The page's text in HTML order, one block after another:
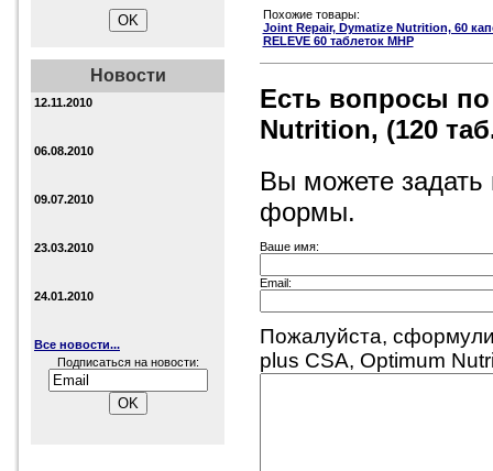
Новости
12.11.2010
06.08.2010
09.07.2010
23.03.2010
24.01.2010
Все новости...
Подписаться на новости:
Похожие товары:
Joint Repair, Dymatize Nutrition, 60
RELEVE 60 таблеток MHP
Есть вопросы
Nutrition, (120
Вы можете
формы.
Ваше имя:
Email:
Пожалуйста,
plus CSA, Optimum